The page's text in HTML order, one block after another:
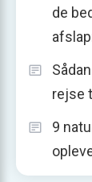
de
rejse
9